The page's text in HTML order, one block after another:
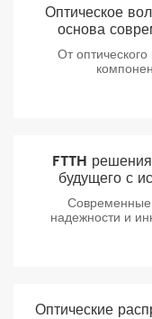
Оптическое
основа
От
инфраструктуры
FTTH
будущего с
надежности и
компоненты от
провайдеры
Оптические